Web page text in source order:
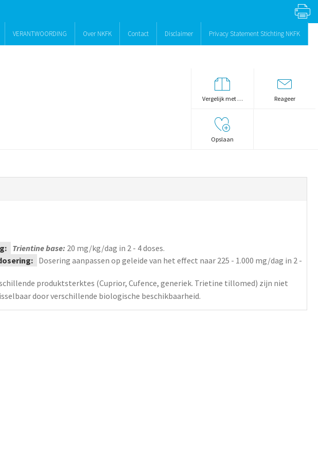
VERANTWOORDING Over NKFK Contact Disclaimer Privacy Statement Stichting NKFK
Vergelijk met … Reageer
Opslaan
Trientine base: 20 mg/kg/dag in 2 - 4 doses.
Dosering aanpassen op geleide van het effect naar 225 - 1.000 mg/dag in 2 -
produktsterktes (Cuprior, Cufence, generiek. Trietine tillomed) zijn niet
door verschillende biologische beschikbaarheid.